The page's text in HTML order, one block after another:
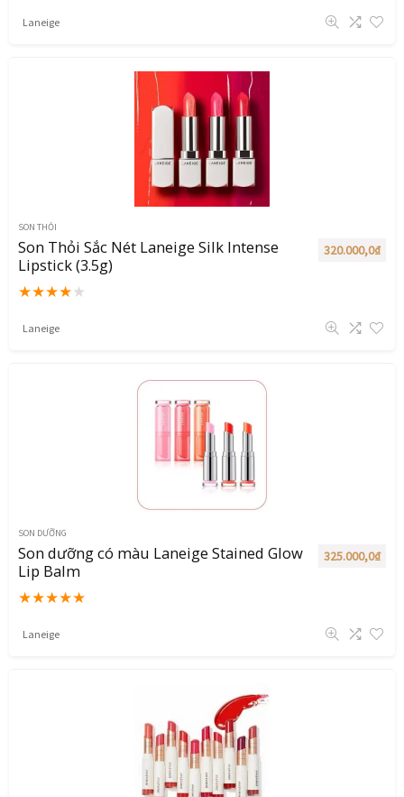
Laneige
SON THỎI
Son Thỏi Sắc Nét Laneige Silk Intense
Lipstick (3.5g)
★★★★★
320.000,0₫
Laneige
SON DƯỠNG
Son dưỡng có màu Laneige Stained Glow
Lip Balm
★★★★★
325.000,0₫
Laneige